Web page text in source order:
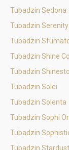
Tubadzin Sedona
Tubadzin Serenity
Tubadzin
Tubadzin Shine
Tubadzin
Tubadzin Solei
Tubadzin Solenta
Tubadzin Sophi
Tubadzin
Tubadzin Stardust